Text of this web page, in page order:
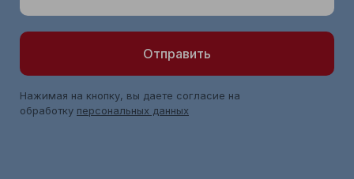
Отправить
Нажимая на кнопку, вы даете согласие на
обработку персональных данных